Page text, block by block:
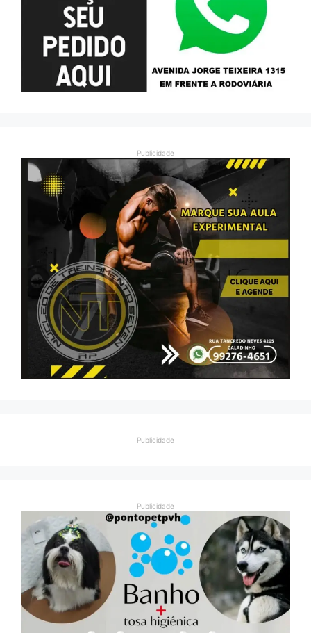
Publicidade
Publicidade
Publicidade